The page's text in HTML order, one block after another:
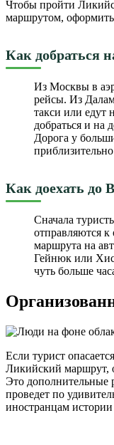
Чтобы пройти
маршрутом, оформить
Как добраться
Из Москвы в
рейсы. Из
такси или едут
добраться и на
Дорога у
Как доехать до
Сначала
отправляются
маршрута на
Гейнюк или
чуть больше
Если турист
Ликийский маршрут,
Это дополнительные
проведет по
иностранцам